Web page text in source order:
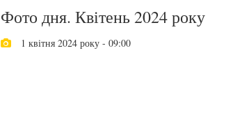
Фото дня. Квітень 2024 року
1 квітня 2024 року - 09:00